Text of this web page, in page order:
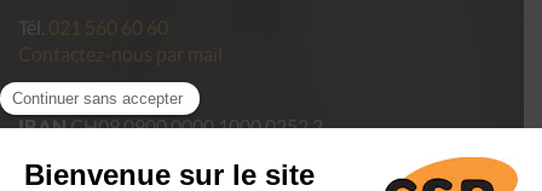
Tél. 021 560 60 60
Contactez-nous par mail
Pour faire un don
IBANCH09 0900 0000 1000 0252 2